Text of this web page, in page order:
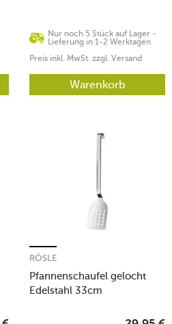
Nur noch 5 Stück auf Lager -
Lieferung in 1-2 Werktagen
Preis inkl. MwSt. zzgl. Versand
Warenkorb
Pfannenschaufel gelocht
Edelstahl 33cm
RÖSLE